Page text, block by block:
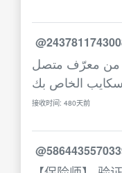
للتحقق من معرّف متصل
سكايب الخاص بك
接收时间: 480天前